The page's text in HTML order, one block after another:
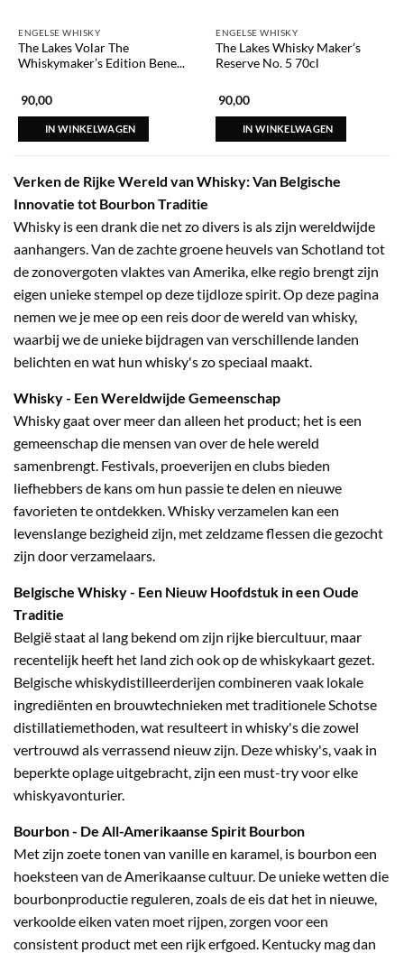
ENGELSE WHISKY
The Lakes Volar The
Whiskymaker’s Edition Bene...
90,00
IN WINKELWAGEN
ENGELSE WHISKY
The Lakes Whisky Maker’s
Reserve No. 5 70cl
90,00
IN WINKELWAGEN
Verken de Rijke Wereld van Whisky: Van Belgische
Innovatie tot Bourbon Traditie
Whisky is een drank die net zo divers is als zijn wereldwijde
aanhangers. Van de zachte groene heuvels van Schotland tot
de zonovergoten vlaktes van Amerika, elke regio brengt zijn
eigen unieke stempel op deze tijdloze spirit. Op deze pagina
nemen we je mee op een reis door de wereld van whisky,
waarbij we de unieke bijdragen van verschillende landen
belichten en wat hun whisky's zo speciaal maakt.
Whisky- Een Wereldwijde Gemeenschap
Whisky gaat over meer dan alleen het product; het is een
gemeenschap die mensen van over de hele wereld
samenbrengt. Festivals, proeverijen en clubs bieden
liefhebbers de kans om hun passie te delen en nieuwe
favorieten te ontdekken. Whisky verzamelen kan een
levenslange bezigheid zijn, met zeldzame flessen die gezocht
zijn door verzamelaars.
Belgische Whisky- Een Nieuw Hoofdstuk in een Oude
Traditie
België staat al lang bekend om zijn rijke biercultuur, maar
recentelijk heeft het land zich ook op de whiskykaart gezet.
Belgische whiskydistilleerderijen combineren vaak lokale
ingrediënten en brouwtechnieken met traditionele Schotse
distillatiemethoden, wat resulteert in whisky's die zowel
vertrouwd als verrassend nieuw zijn. Deze whisky's, vaak in
beperkte oplage uitgebracht, zijn een must-try voor elke
whiskyavonturier.
Bourbon- De All-Amerikaanse Spirit Bourbon
Met zijn zoete tonen van vanille en karamel, is bourbon een
hoeksteen van de Amerikaanse cultuur. De unieke wetten die
bourbonproductie reguleren, zoals de eis dat het in nieuwe,
verkoolde eiken vaten moet rijpen, zorgen voor een
consistent product met een rijk erfgoed. Kentucky mag dan